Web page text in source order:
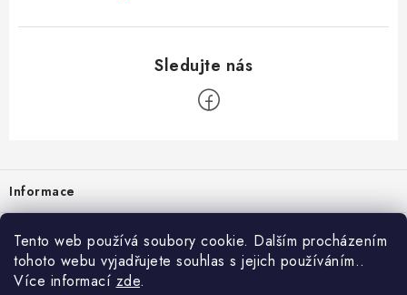
Tento web používá soubory cookie. Dalším procházením
tohoto webu vyjadřujete souhlas s jejich používáním..
Více informací zde.
Informace
Prodejna
Rady a tipy